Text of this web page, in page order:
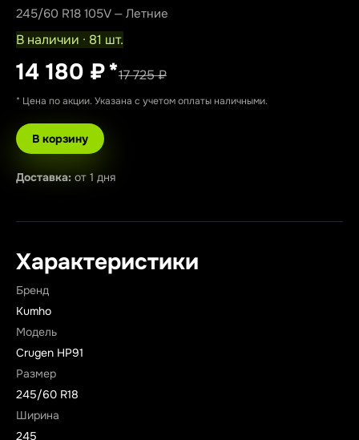
245/60 R18 105V — Летние
В наличии · 81 шт.
14 180 ₽*17 725 ₽
* Цена по акции. Указана с учетом оплаты наличными.
В корзину
Доставка: от 1 дня
Характеристики
Бренд
Kumho
Модель
Crugen HP91
Размер
245/60 R18
Ширина
245